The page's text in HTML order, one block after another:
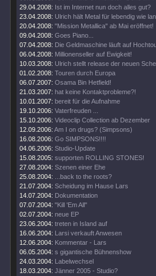
29.04.2008: Ist im Internet nun doch alles gut?
23.04.2008: Ulrich hält Metal für lebendig wie
20.04.2008: "Mission Metallica" ab Mai eröffnet!
09.04.2008: Goes Piano...
07.04.2008: Die Geldmaschine läuft auf
06.04.2008: Millionenseller auf Ewigkeit!
10.03.2008: Ulrich stellt release der neuen
01.02.2008: Touren durch Europa
06.07.2007: Osama Bin Hetfield!
21.03.2007: hat keine Kontaktprobleme?!
10.01.2007: bereit für die Aufnahme
19.10.2006: Vaterfreuden ...
15.10.2006: Videoclip Collection ab Dezember
12.09.2006: Am I on drugs? (Simpsons)
16.08.2006: Go SIMPSONS!!!!
04.06.2006: Studio-Update
15.08.2005: supporten ROLLING STONES!
27.08.2004: Szenen einer Ehe
25.08.2004:
...back to the roots?
21.07.2004: Scheidung im Hause Lars
14.07.2004: Dokumentation
07.07.2004: "Kill 'Em All"
02.07.2004: neue EP
23.06.2004: treten in Island auf
16.06.2004: Larsi verkauft Anwesen
12.06.2004: Kommentar - Lars
06.05.2004: s gigantische Bühnenshow
24.03.2004: Labelwechsel
18.03.2004: Jänner 2005 - Studio?